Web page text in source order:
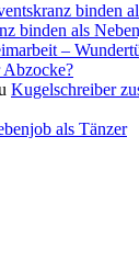
binden
binden als
–
Abzocke?
Kugelschreiber
als Tänzer